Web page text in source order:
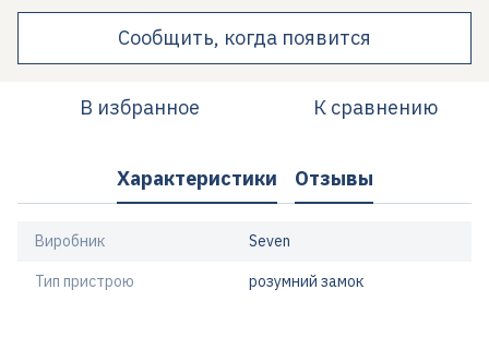
Сообщить, когда появится
В избранное К сравнению
Характеристики Отзывы
Виробник Seven
Тип пристрою розумний замок